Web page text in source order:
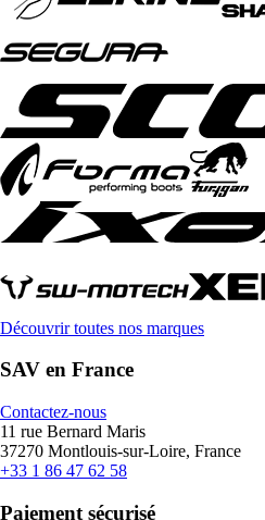
Découvrir toutes nos marques
SAV en France
Contactez-nous
11 rue Bernard Maris
37270 Montlouis-sur-Loire, France
+33 1 86 47 62 58
Paiement sécurisé